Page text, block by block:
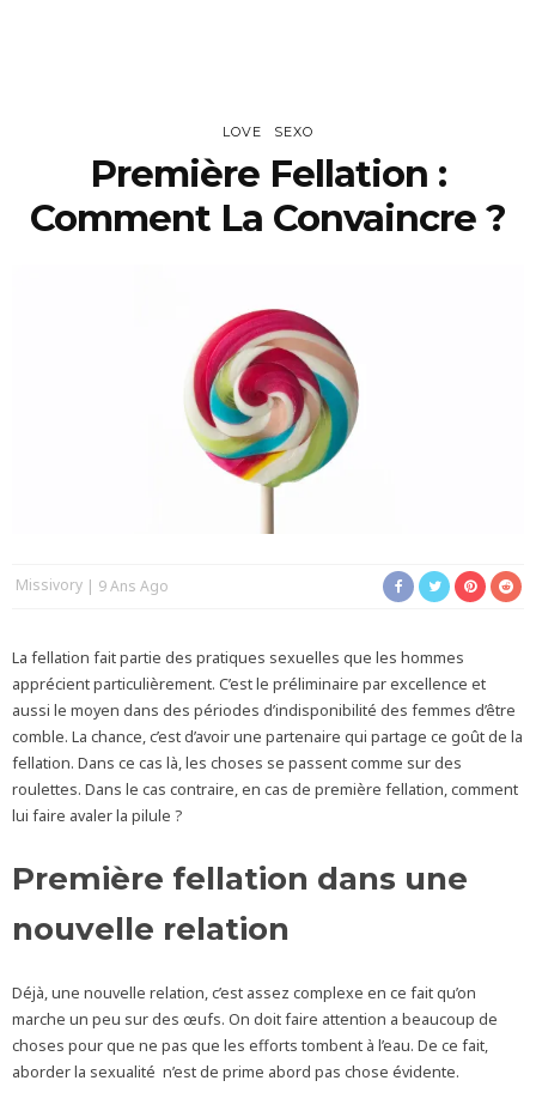
LOVE SEXO
Première Fellation :
Comment La Convaincre ?
Missivory 9 Ans Ago
La fellation fait partie des pratiques sexuelles que les hommes
apprécient particulièrement. C’est le préliminaire par excellence et
aussi le moyen dans des périodes d’indisponibilité des femmes d’être
comble. La chance, c’est d’avoir une partenaire qui partage ce goût de la
fellation. Dans ce cas là, les choses se passent comme sur des
roulettes. Dans le cas contraire, en cas de première fellation, comment
lui faire avaler la pilule ?
Première fellation dans une
nouvelle relation
Déjà, une nouvelle relation, c’est assez complexe en ce fait qu’on
marche un peu sur des œufs. On doit faire attention a beaucoup de
choses pour que ne pas que les efforts tombent à l’eau. De ce fait,
aborder la sexualité n’est de prime abord pas chose évidente.